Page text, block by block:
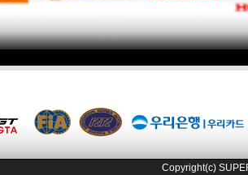
Copyright(c)